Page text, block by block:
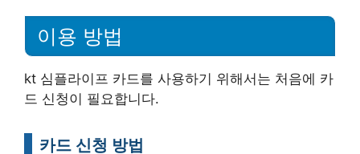
이용 방법
kt 심플라이프 카드를 사용하기 위해서는 처음에 카
드 신청이 필요합니다.
카드 신청 방법